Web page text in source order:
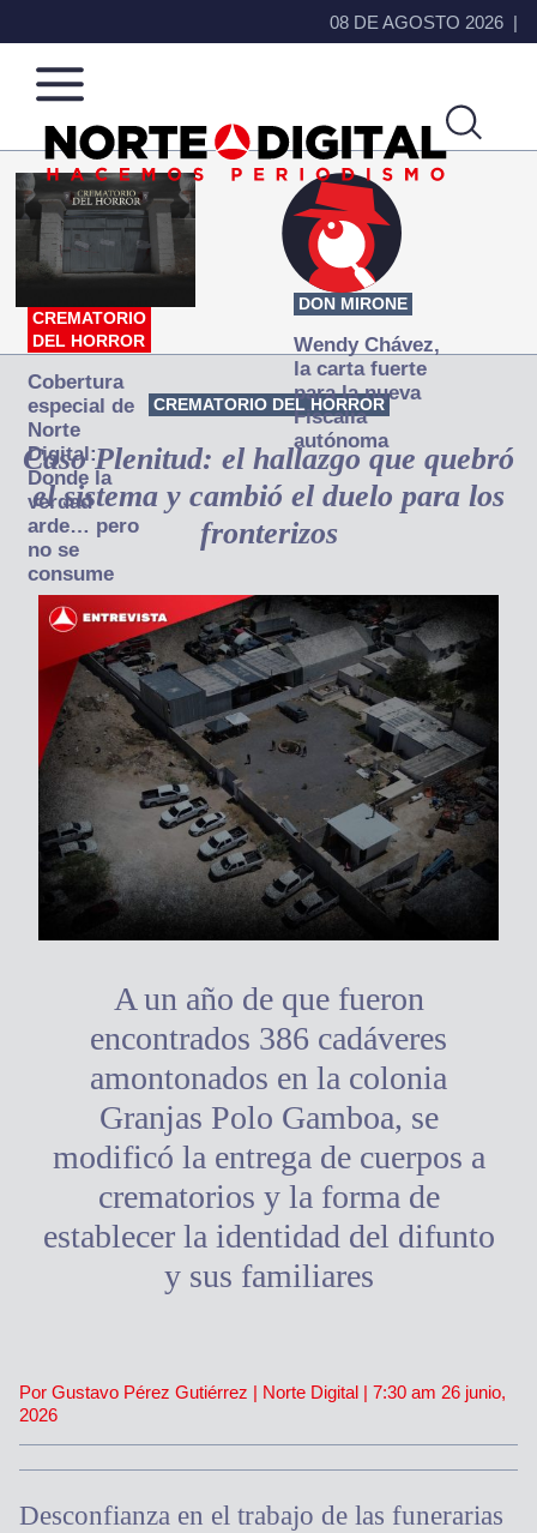
08 DE AGOSTO 2026
Norte
de
Ciudad
Más
que
noticias,
hacemos periodismo
CREMATORIO
DEL HORROR
Cobertura
especial de
Norte
Digital:
Donde la
verdad
arde… pero
no se
consume
DON MIRONE
Wendy Chávez,
la carta fuerte
para la nueva
Fiscalía
autónoma
CREMATORIO DEL HORROR
Caso Plenitud: el hallazgo que quebró
el sistema y cambió el duelo para los
fronterizos
A un año de que fueron
encontrados 386 cadáveres
amontonados en la colonia
Granjas Polo Gamboa, se
modificó la entrega de cuerpos a
crematorios y la forma de
establecer la identidad del difunto
y sus familiares
Por Gustavo Pérez Gutiérrez | Norte Digital | 7:30 am 26 junio,
2026
Desconfianza en el trabajo de las funerarias